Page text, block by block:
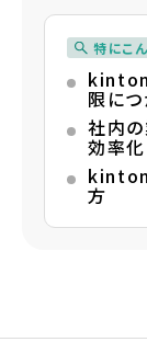
特にこ
限に
社内
効率
方